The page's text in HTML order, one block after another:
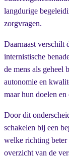
langdurige
zorgvragen.
Daarnaast verschilt
internistische
de mens als geheel
autonomie en
maar hun doelen
Door dit
schakelen bij een
welke richting beter
overzicht van de